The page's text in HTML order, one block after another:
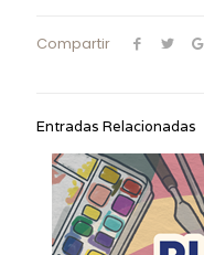
Compartir
Entradas Relacionadas